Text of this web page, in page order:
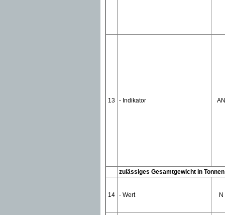
13 - Indikator AN
zulässiges Gesamtgewicht in Tonnen
14 - Wert N